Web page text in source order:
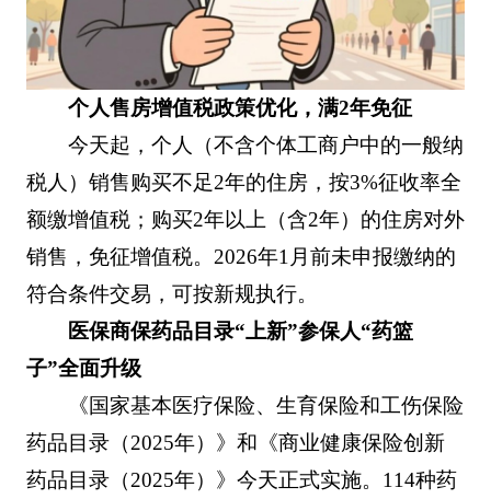
个人售房增值税政策优化，满2年免征
今天起，个人（不含个体工商户中的一般纳
税人）销售购买不足2年的住房，按3%征收率全
额缴增值税；购买2年以上（含2年）的住房对外
销售，免征增值税。2026年1月前未申报缴纳的
符合条件交易，可按新规执行。
医保商保药品目录“上新”参保人“药篮
子”全面升级
《国家基本医疗保险、生育保险和工伤保险
药品目录（2025年）》和《商业健康保险创新
药品目录（2025年）》今天正式实施。114种药